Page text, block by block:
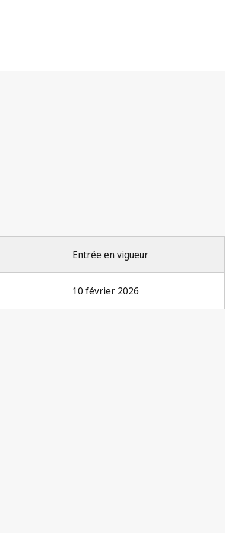
Entrée en vigueur
10 février 2026